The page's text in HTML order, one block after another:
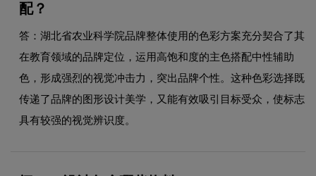
配？
答：湖北省农业科学院品牌整体使用的色彩方案充分契合了其
在教育领域的品牌定位，运用高饱和度的主色搭配中性辅助
色，形成强烈的视觉冲击力，突出品牌个性。这种色彩选择既
传递了品牌的图形设计美学，又能有效吸引目标受众，使标志
具有较强的视觉辨识度。